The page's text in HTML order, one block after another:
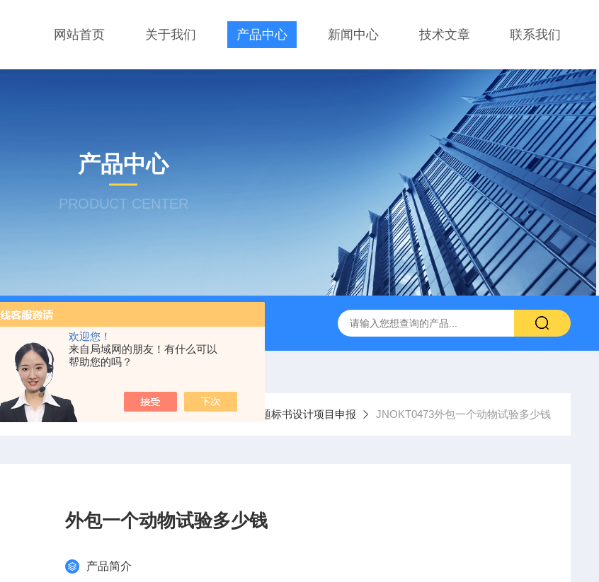
欢迎您！
来自局域网的朋友！有什么可以
帮助您的吗？
网站首页 关于我们 产品中心 新闻中心 技术文章 联系我们
产品中心
PRODUCT CENTER
外包 北京 人源肿瘤组织异种移植（PDX）小鼠模型 流式实验外包
当前位置： 首页 产品中心 整体课题服务 课题标书设计项目申报 JNOKT0473外包一个动物试验多少钱
外包一个动物试验多少钱
产品简介